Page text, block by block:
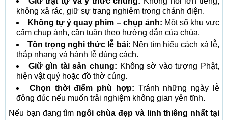
không xả rác, giữ sự trang nghiêm trong chánh điện.
Không tự ý quay phim – chụp ảnh: Một số khu vực
cấm chụp ảnh, cần tuân theo hướng dẫn của chùa.
Tôn trọng nghi thức lễ bái: Nên tìm hiểu cách xá lễ,
thắp nhang và hành lễ đúng cách.
Giữ gìn tài sản chung: Không sờ vào tượng Phật,
hiện vật quý hoặc đồ thờ cúng.
Chọn thời điểm phù hợp: Tránh những ngày lễ
đông đúc nếu muốn trải nghiệm không gian yên tĩnh.
Nếu bạn đang tìm ngôi chùa đẹp và linh thiêng nhất tại